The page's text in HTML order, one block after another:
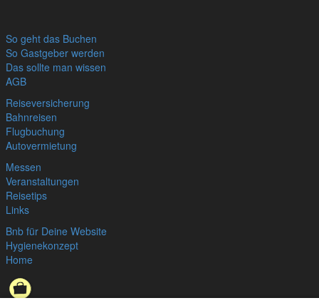
So geht das Buchen
So Gastgeber werden
Das sollte man wissen
AGB
Reiseversicherung
Bahnreisen
Flugbuchung
Autovermietung
Messen
Veranstaltungen
Reisetips
Links
Bnb für Deine Website
Hygienekonzept
Home